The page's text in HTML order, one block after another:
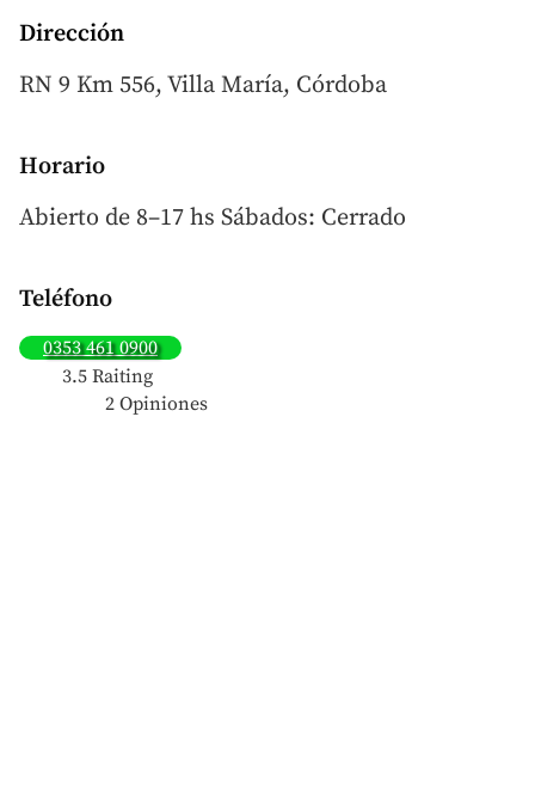
Dirección
RN 9 Km 556, Villa María, Córdoba
Horario
Abierto de 8–17 hs Sábados: Cerrado
Teléfono
0353 461 0900
3.5 Raiting
2 Opiniones